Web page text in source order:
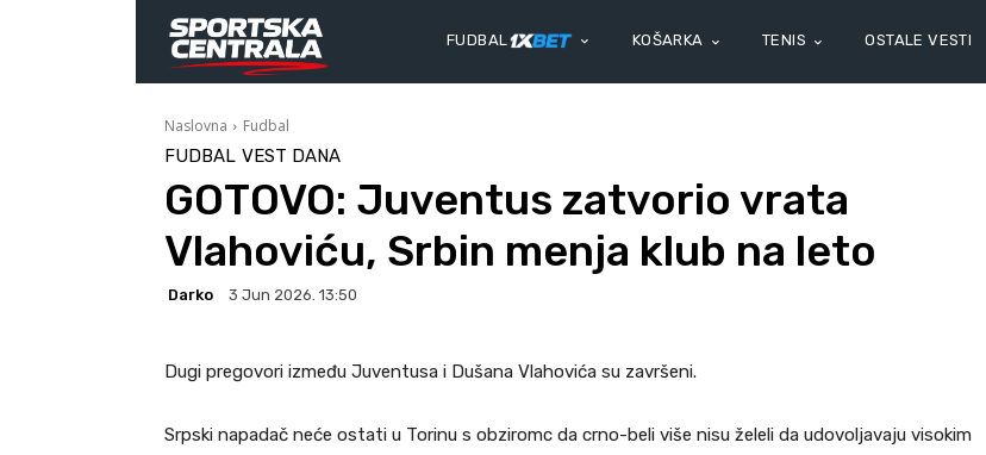
FUDBAL KOŠARKA TENIS OSTALE VESTI
Naslovna Fudbal
FUDBAL VEST DANA
GOTOVO: Juventus zatvorio vrata
Vlahoviću, Srbin menja klub na leto
Darko 3 Jun 2026. 13:50
Dugi pregovori između Juventusa i Dušana Vlahovića su završeni.
Srpski napadač neće ostati u Torinu s obziromc da crno-beli više nisu želeli da udovoljavaju visokim